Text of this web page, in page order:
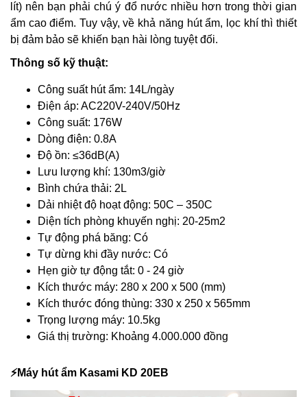
lít) nên bạn phải chú ý đổ nước nhiều hơn trong thời gian
ẩm cao điểm. Tuy vậy, về khả năng hút ẩm, lọc khí thì thiết
bị đảm bảo sẽ khiến bạn hài lòng tuyệt đối.
Thông số kỹ thuật:
Công suất hút ẩm: 14L/ngày
Điện áp: AC220V-240V/50Hz
Công suất: 176W
Dòng điện: 0.8A
Độ ồn: ≤36dB(A)
Lưu lượng khí: 130m3/giờ
Bình chứa thải: 2L
Dải nhiệt độ hoạt động: 50C – 350C
Diện tích phòng khuyến nghị: 20-25m2
Tự động phá băng: Có
Tự dừng khi đầy nước: Có
Hẹn giờ tự động tắt: 0 - 24 giờ
Kích thước máy: 280 x 200 x 500 (mm)
Kích thước đóng thùng: 330 x 250 x 565mm
Trọng lượng máy: 10.5kg
Giá thị trường: Khoảng 4.000.000 đồng
⚡️Máy hút ẩm Kasami KD 20EB